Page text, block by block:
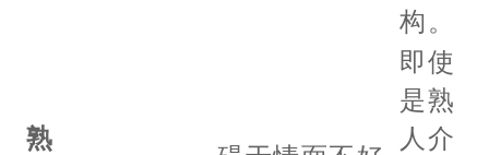
构。
熟
即使
是熟
人介